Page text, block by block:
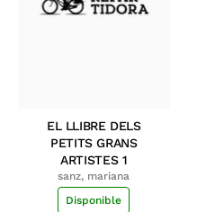
EL LLIBRE DELS
PETITS GRANS
ARTISTES 1
sanz, mariana
Disponible